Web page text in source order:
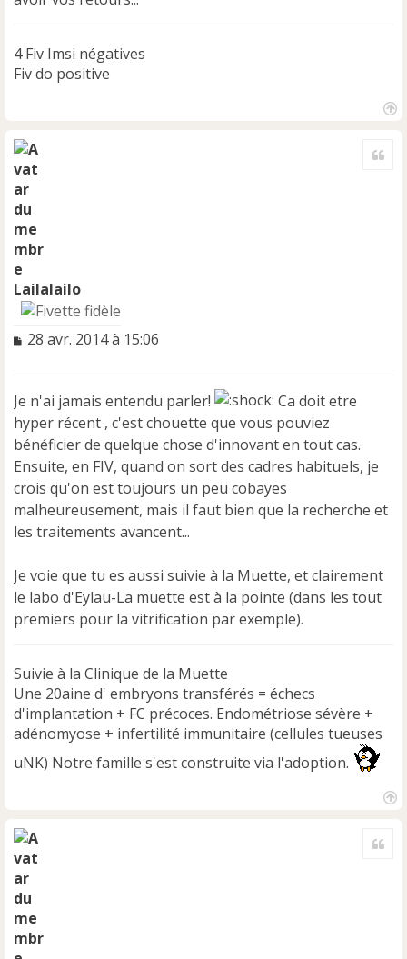
4 Fiv Imsi négatives
Fiv do positive
Lailalailo
M
a
g
e
n
o
n
l
u
28 avr. 2014 à 15:06
Je n'ai jamais entendu parler!
Ca doit etre
hyper récent , c'est chouette que vous pouviez
bénéficier de quelque chose d'innovant en tout cas.
Ensuite, en FIV, quand on sort des cadres habituels, je
crois qu'on est toujours un peu cobayes
malheureusement, mais il faut bien que la recherche et
les traitements avancent...
Je voie que tu es aussi suivie à la Muette, et clairement
le labo d'Eylau-La muette est à la pointe (dans les tout
premiers pour la vitrification par exemple).
Suivie à la Clinique de la Muette
Une 20aine d' embryons transférés = échecs
d'implantation + FC précoces. Endométriose sévère +
adénomyose + infertilité immunitaire (cellules tueuses
uNK) Notre famille s'est construite via l'adoption.